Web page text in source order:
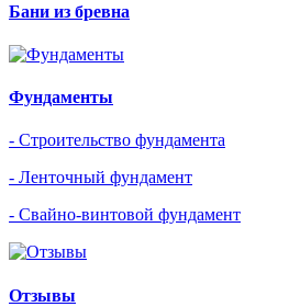
Бани из бревна
Фундаменты
- Строительство фундамента
- Ленточный фундамент
- Свайно-винтовой фундамент
Отзывы